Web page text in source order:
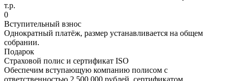
т.р.
0
Вступительный взнос
Однократный платёж, размер устанавливается на общем
собрании.
Подарок
Страховой полис и сертификат ISO
Обеспечим вступающую компанию полисом с
ответственностью 2 500 000 рублей, сертификатом